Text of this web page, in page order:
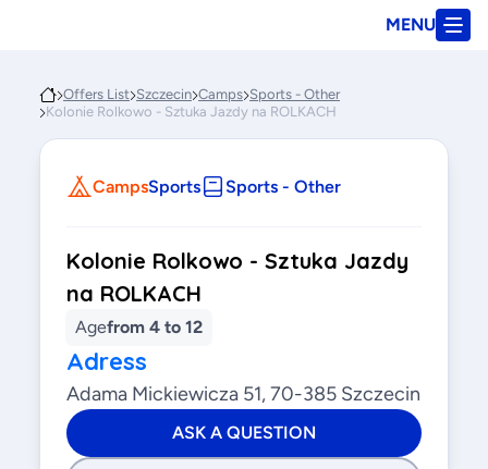
MENU
Offers List Szczecin Camps Sports - Other
Kolonie Rolkowo - Sztuka Jazdy na ROLKACH
CampsSports Sports - Other
Kolonie Rolkowo - Sztuka Jazdy
na ROLKACH
Agefrom 4 to 12
Adress
Adama Mickiewicza 51, 70-385 Szczecin
ASK A QUESTION